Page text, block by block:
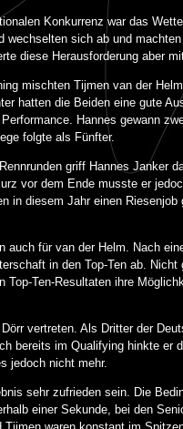
Konkurrenz war das
wechselten sich ab und
diese Herausforderung aber
mischten Tijmen van der
hatten die Beiden eine gute
Hannes gewann
folgte als Fünfter.
griff Hannes Janker
vor dem Ende musste er
in diesem Jahr einen
auch für van der Helm. Nach
in den Top-Ten ab.
Top-Ten-Resultaten ihre
vertreten. Als Dritter der
bereits im Qualifying hinkte er
jedoch nicht mehr.
sehr zufrieden sein. Die
einer Sekunde, bei den